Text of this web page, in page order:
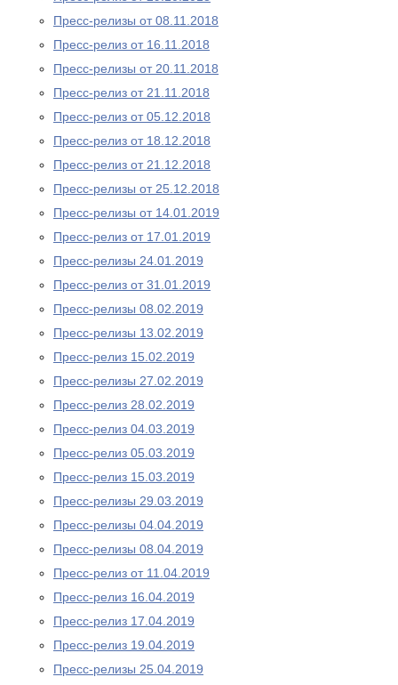
Пресс-релизы от 08.11.2018
Пресс-релиз от 16.11.2018
Пресс-релизы от 20.11.2018
Пресс-релиз от 21.11.2018
Пресс-релиз от 05.12.2018
Пресс-релиз от 18.12.2018
Пресс-релиз от 21.12.2018
Пресс-релизы от 25.12.2018
Пресс-релизы от 14.01.2019
Пресс-релиз от 17.01.2019
Пресс-релизы 24.01.2019
Пресс-релиз от 31.01.2019
Пресс-релизы 08.02.2019
Пресс-релизы 13.02.2019
Пресс-релиз 15.02.2019
Пресс-релизы 27.02.2019
Пресс-релиз 28.02.2019
Пресс-релиз 04.03.2019
Пресс-релиз 05.03.2019
Пресс-релиз 15.03.2019
Пресс-релизы 29.03.2019
Пресс-релизы 04.04.2019
Пресс-релизы 08.04.2019
Пресс-релиз от 11.04.2019
Пресс-релиз 16.04.2019
Пресс-релиз 17.04.2019
Пресс-релиз 19.04.2019
Пресс-релизы 25.04.2019